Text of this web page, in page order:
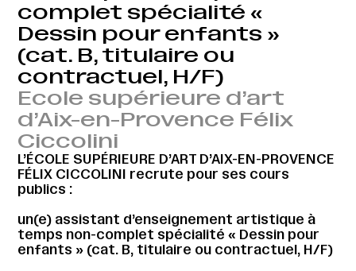
complet spécialité «
Dessin pour enfants »
(cat. B, titulaire ou
contractuel, H/F)
Ecole supérieure d’art
d’Aix-en-Provence Félix
Ciccolini
L’ÉCOLE SUPÉRIEURE D’ART D’AIX-EN-PROVENCE
FÉLIX CICCOLINI recrute pour ses cours
publics :
un(e) assistant d’enseignement artistique à
temps non-complet spécialité « Dessin pour
enfants » (cat. B, titulaire ou contractuel, H/F)